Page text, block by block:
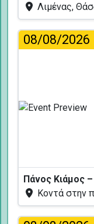
Λιμένας,
08/08/2026
Πάνος Κιάμος
Κοντά στην